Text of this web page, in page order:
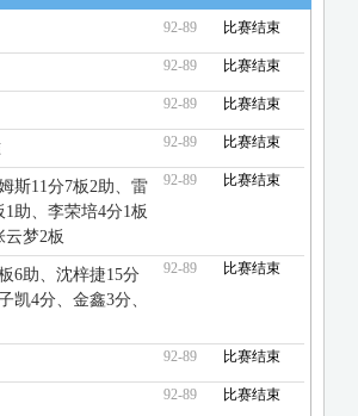
92-89 比赛结束
92-89 比赛结束
92-89 比赛结束
92-89 比赛结束
斯11分7板2助、雷
助、李荣培4分1板
云梦2板
92-89 比赛结束
6助、沈梓捷15分
凯4分、金鑫3分、
92-89 比赛结束
92-89 比赛结束
92-89 比赛结束